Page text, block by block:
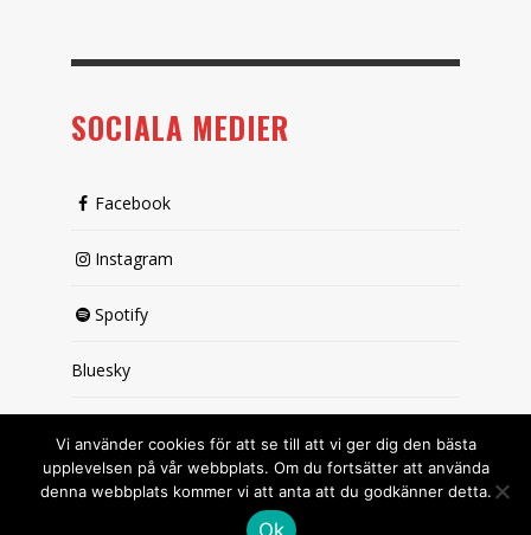
SOCIALA MEDIER
Facebook
Instagram
Spotify
Bluesky
Vi använder cookies för att se till att vi ger dig den bästa
upplevelsen på vår webbplats. Om du fortsätter att använda
denna webbplats kommer vi att anta att du godkänner detta.
Ok